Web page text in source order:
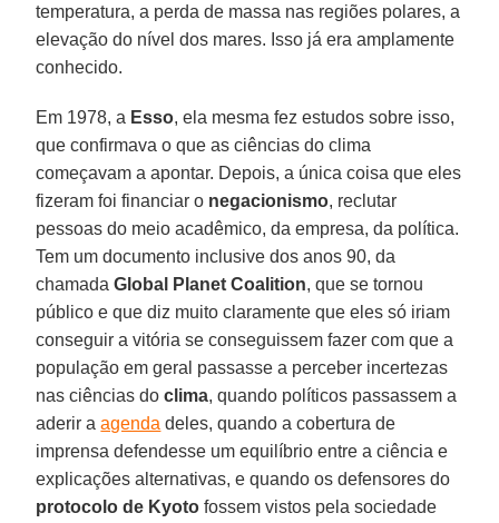
temperatura, a perda de massa nas regiões polares, a
elevação do nível dos mares. Isso já era amplamente
conhecido.
Em 1978, a Esso, ela mesma fez estudos sobre isso,
que confirmava o que as ciências do clima
começavam a apontar. Depois, a única coisa que eles
fizeram foi financiar o negacionismo, reclutar
pessoas do meio acadêmico, da empresa, da política.
Tem um documento inclusive dos anos 90, da
chamadaGlobal Planet Coalition, que se tornou
público e que diz muito claramente que eles só iriam
conseguir a vitória se conseguissem fazer com que a
população em geral passasse a perceber incertezas
nas ciências doclima, quando políticos passassem a
aderir aagenda deles, quando a cobertura de
imprensa defendesse um equilíbrio entre a ciência e
explicações alternativas, e quando os defensores do
protocolo de Kyoto fossem vistos pela sociedade